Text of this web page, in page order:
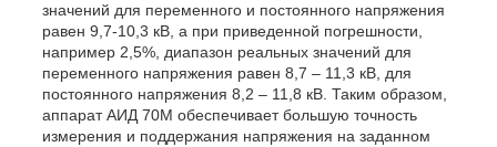
значений для переменного и постоянного напряжения
равен 9,7-10,3 кВ, а при приведенной погрешности,
например 2,5%, диапазон реальных значений для
переменного напряжения равен 8,7 – 11,3 кВ, для
постоянного напряжения 8,2 – 11,8 кВ. Таким образом,
аппарат АИД 70М обеспечивает большую точность
измерения и поддержания напряжения на заданном